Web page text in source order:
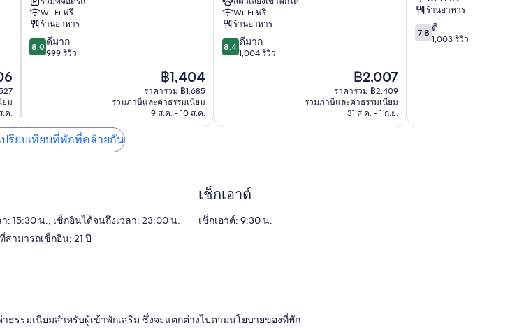
ยม
.ค.
Clacket
Lane
Westerham
Wi-Fi ฟรี
ร้านอาหาร
8.0
จาก
8.0 ดีมาก
999 รีวิว
ราคา
ปัจจุบัน
คือ
฿1,404
฿1,404
ราคารวม ฿1,685
รวมภาษีและค่าธรรมเนียม
9 ส.ค. - 10 ส.ค.
ลอนดอน
-
ดาร์
ทฟ
อร์ด
Wi-Fi ฟรี
ร้านอาหาร
8.4
จาก
8.4 ดีมาก
1,004 รีวิว
ราคา
ปัจจุบัน
คือ
฿2,007
฿2,007
ราคารวม ฿2,409
รวมภาษีและค่าธรรมเนียม
31 ส.ค. - 1 ก.ย.
ร้านอาหาร
7.8
จาก
7.8 ดี
1,003 รีวิว
ปรียบเทียบที่พักที่คล้ายกัน
: 15:30 น., เช็กอินได้จนถึงเวลา: 23:00 น.
ามารถเช็กอิน: 21 ปี
เช็กเอาต์
เช็กเอาต์: 9:30 น.
าธรรมเนียมสำหรับผู้เข้าพักเสริม ซึ่งจะแตกต่างไปตามนโยบายของที่พัก